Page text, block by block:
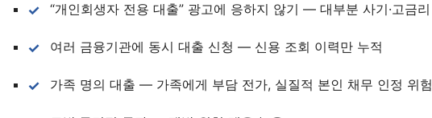
“개인회생자 전용 대출” 광고에 응하지 않기 — 대부분 사기·고금리
여러 금융기관에 동시 대출 신청 — 신용 조회 이력만 누적
가족 명의 대출 — 가족에게 부담 전가, 실질적 본인 채무 인정 위험